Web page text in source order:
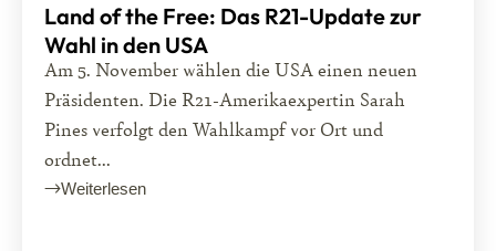
Land of the Free: Das R21-Update zur
Wahl in den USA
Am 5. November wählen die USA einen neuen
Präsidenten. Die R21-Amerikaexpertin Sarah
Pines verfolgt den Wahlkampf vor Ort und
ordnet...
Weiterlesen